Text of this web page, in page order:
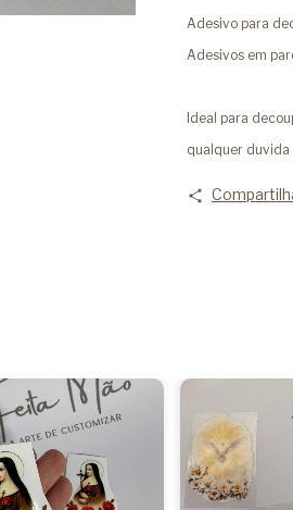
Adesivo para
Adesivos em
Ideal para
qualquer duvida